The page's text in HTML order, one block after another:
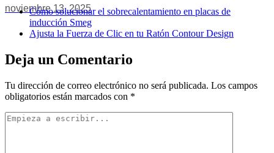
noviembre 13, 2025
Cómo solucionar el sobrecalentamiento en placas de
inducción Smeg
Ajusta la Fuerza de Clic en tu Ratón Contour Design
Deja un Comentario
Tu dirección de correo electrónico no será publicada. Los campos
obligatorios están marcados con *